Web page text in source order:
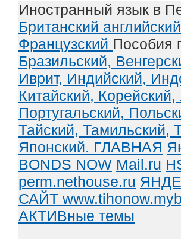
Иностранный язык в
Британский
Французский Пособия
Бразильский,
Иврит, Индийский,
Китайский, Корейский,
Португальский,
Тайский, Тамильский,
Японский. ГЛАВНАЯ
BONDS NOW Mail.ru
perm.nethouse.ru
САЙТ
АКТИВные темы